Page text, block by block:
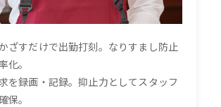
ざすだけで出勤打刻。なりすまし防止
化。
を録画・記録。抑止力としてスタッフ
保。